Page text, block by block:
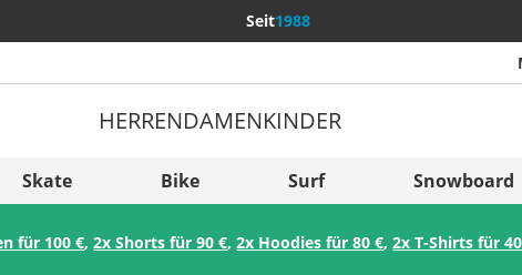
Seit1988
(Nederlands)
HERRENDAMENKINDER
Skate Bike Surf Snowboard
für 100 €,2x Shorts für 90 €,2x Hoodies für 80 €,2x T-Shirts für